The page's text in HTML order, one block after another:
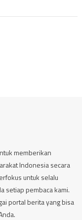
memberikan
Indonesia secara
untuk selalu
setiap pembaca kami.
portal berita yang bisa